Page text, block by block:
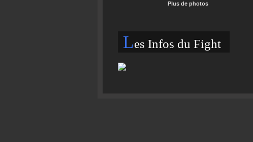
Plus de photos
Les Infos du Fight